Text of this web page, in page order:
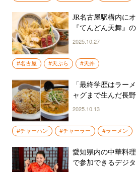
JR名古屋駅構内に
『てんどん天舞』
康の名を冠した「
2025.10.27
#名古屋 #天ぷら #天丼
「最終学歴はラー
ャグまで生んだ長
ーメン大学』で味
2025.10.13
#チャーハン #チャーラー #ラーメン
愛知県内の中華料
で参加できるデジ